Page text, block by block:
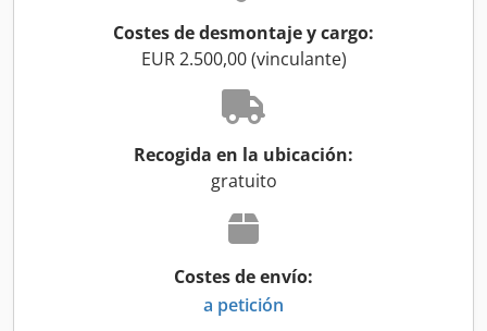
Costes de desmontaje y cargo:
EUR 2.500,00 (vinculante)
Recogida en la ubicación:
gratuito
Costes de envío:
a petición